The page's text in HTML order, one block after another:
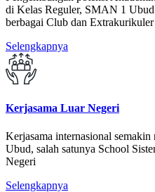
di Kelas Reguler, SMAN 1
berbagai Club dan Extrakurikuler
Selengkapnya
Kerjasama Luar Negeri
Kerjasama internasional
Ubud, salah satunya School
Negeri
Selengkapnya